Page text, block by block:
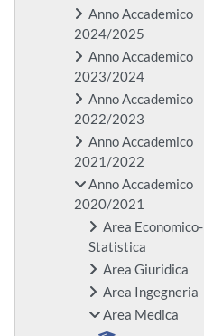
Anno Accademico
2024/2025
Anno Accademico
2023/2024
Anno Accademico
2022/2023
Anno Accademico
2021/2022
Anno Accademico
2020/2021
Area Economico-
Statistica
Area Giuridica
Area Ingegneria
Area Medica